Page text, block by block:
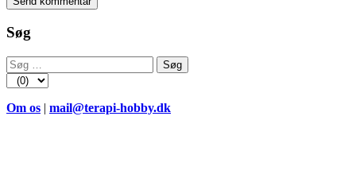
Søg
Søg
efter:
Om os | mail@terapi-hobby.dk